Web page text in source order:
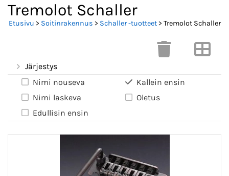
Tremolot Schaller
Etusivu > Soitinrakennus > Schaller -tuotteet> Tremolot Schaller
Järjestys
Nimi nouseva
Nimi laskeva
Edullisin ensin
Kallein ensin
Oletus